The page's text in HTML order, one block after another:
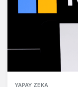
YAPAY ZEKA